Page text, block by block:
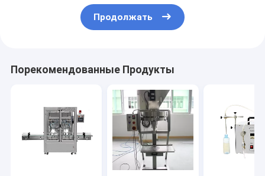
Продолжать
Порекомендованные Продукты